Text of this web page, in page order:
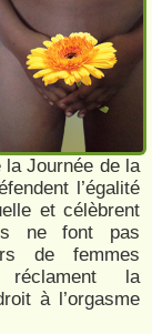
la Journée de la
l’égalité
et célèbrent
ne font pas
de femmes
réclament la
à l’orgasme